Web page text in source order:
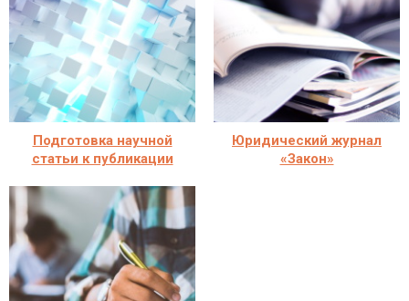
Подготовка научной
статьи к публикации
Юридический журнал
«Закон»